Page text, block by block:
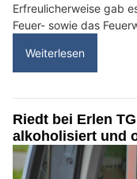
Erfreulicherweise gab
Feuer- sowie das
Weiterlesen
Riedt bei Erlen
alkoholisiert und